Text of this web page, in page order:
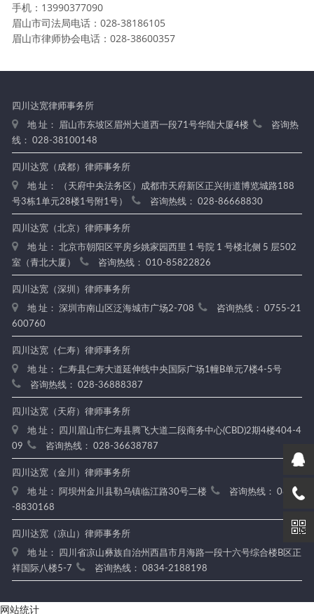
手机：13990377090
眉山市司法局电话：028-38186105
眉山市律师协会电话：028-38600357
四川达宽律师事务所
地 址： 眉山市东坡区眉州大道西一段71号华陆大厦4楼
咨询热
线： 028-38100148
四川达宽（成都）律师事务所
地 址： （天府中央法务区）成都市天府新区正兴街道博览城路188
号3栋1单元28楼1号附1号）
咨询热线： 028-86668830
四川达宽（北京）律师事务所
地 址： 北京市朝阳区平房乡姚家园西里 1 号院 1 号楼北侧 5 层502
室（青北大厦）
咨询热线： 010-85822826
四川达宽（深圳）律师事务所
地 址： 深圳市南山区泛海城市广场2-708
咨询热线： 0755-21
600760
四川达宽（仁寿）律师事务所
地 址： 仁寿县仁寿大道延伸线中央国际广场1幢B单元7楼4-5号
咨询热线： 028-36888387
四川达宽（天府）律师事务所
地 址： 四川眉山市仁寿县腾飞大道二段商务中心(CBD)2期4楼404-4
09
咨询热线： 028-36638787
四川达宽（金川）律师事务所
地 址： 阿坝州金川县勒乌镇临江路30号二楼
咨询热线： 0837
-8830168
四川达宽（凉山）律师事务所
地 址： 四川省凉山彝族自治州西昌市月海路一段十六号综合楼B区正
祥国际八楼5-7
咨询热线： 0834-2188198
网站统计